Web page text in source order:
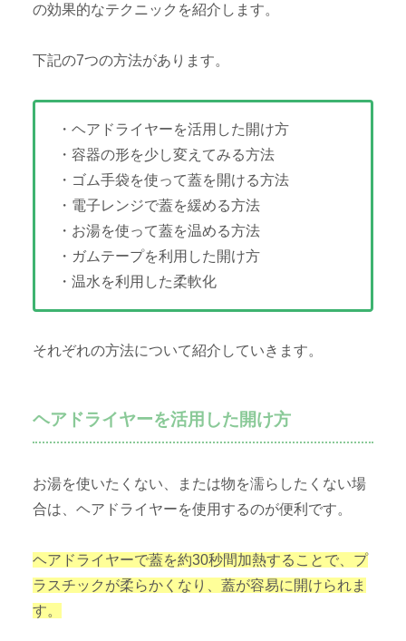
の効果的なテクニックを紹介します。
下記の7つの方法があります。
・ヘアドライヤーを活用した開け方
・容器の形を少し変えてみる方法
・ゴム手袋を使って蓋を開ける方法
・電子レンジで蓋を緩める方法
・お湯を使って蓋を温める方法
・ガムテープを利用した開け方
・温水を利用した柔軟化
それぞれの方法について紹介していきます。
ヘアドライヤーを活用した開け方
お湯を使いたくない、または物を濡らしたくない場
合は、ヘアドライヤーを使用するのが便利です。
ヘアドライヤーで蓋を約30秒間加熱することで、プ
ラスチックが柔らかくなり、蓋が容易に開けられま
す。